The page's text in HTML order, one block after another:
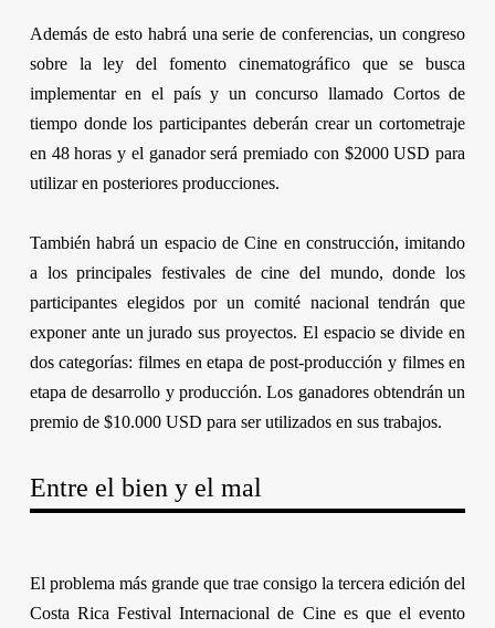
Además de esto habrá una serie de conferencias, un congreso
sobre la ley del fomento cinematográfico que se busca
implementar en el país y un concurso llamado Cortos de
tiempodonde los participantes deberán crear un cortometraje
en 48 horas y el ganador será premiado con $2000 USD para
utilizar en posteriores producciones.
También habrá un espacio deCine en construcción, imitando
a los principales festivales de cine del mundo, donde los
participantes elegidos por un comité nacional tendrán que
exponer ante un jurado sus proyectos. El espacio se divide en
dos categorías: filmes en etapa de post-producción y filmes en
etapa de desarrollo y producción. Los ganadores obtendrán un
premio de $10.000 USD para ser utilizados en sus trabajos.
Entre el bien y el mal
El problema más grande que trae consigo la tercera edición del
Costa Rica Festival Internacional de Cinees que el evento